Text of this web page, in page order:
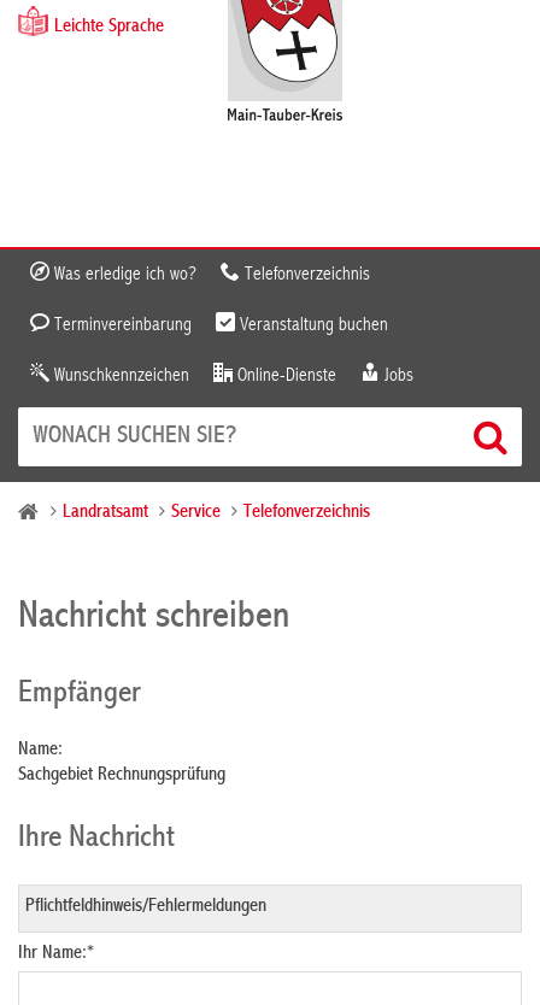
Leichte Sprache
Was erledige ich wo? Telefonverzeichnis
Terminvereinbarung Veranstaltung buchen
Wunschkennzeichen Online-Dienste Jobs
Landratsamt Service Telefonverzeichnis
Nachricht schreiben
Empfänger
Name:
Sachgebiet Rechnungsprüfung
Ihre Nachricht
Ihr Name:*